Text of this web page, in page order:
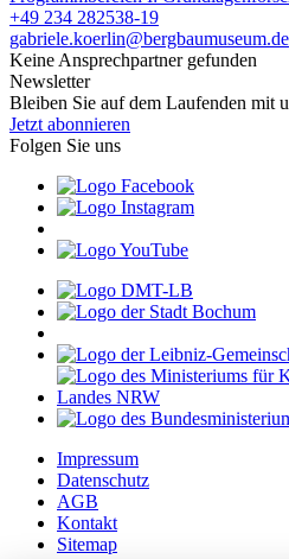
+49 234 282538-19
gabriele.koerlin@bergbaumuseum.de
Keine Ansprechpartner gefunden
Newsletter
Bleiben Sie auf dem Laufenden mit
Jetzt abonnieren
Folgen Sie uns
Impressum
Datenschutz
AGB
Kontakt
Sitemap